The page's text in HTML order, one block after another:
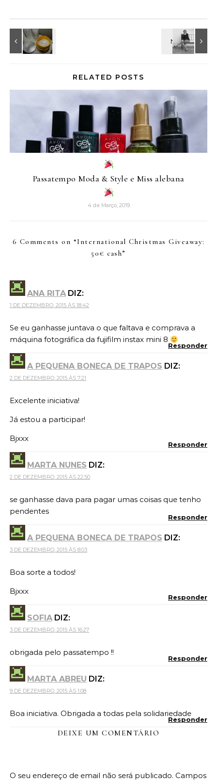
RELATED POSTS
Passatempo Moda & Style e Miss alebana
4 de Março, 2019
6 Comments on “International Christmas Giveaway:
50€ cash”
ANA RITA DIZ:
1 DE DEZEMBRO, 2015 ÀS 18:42
Se eu ganhasse juntava o que faltava e comprava a
máquina fotográfica da fujifilm instax mini 8
Responder
A PEQUENA BONECA DE TRAPOS DIZ:
2 DE DEZEMBRO, 2015 ÀS 7:21
Excelente iniciativa!
Já estou a participar!
Bjxxx
Responder
MARTA NUNES DIZ:
2 DE DEZEMBRO, 2015 ÀS 22:50
se ganhasse dava para pagar umas coisas que tenho
pendentes
Responder
A PEQUENA BONECA DE TRAPOS DIZ:
3 DE DEZEMBRO, 2015 ÀS 8:03
Boa sorte a todos!
Bjxxx
Responder
SOFIA DIZ:
3 DE DEZEMBRO, 2015 ÀS 16:27
obrigada pelo passatempo !!
Responder
MARTA ABREU DIZ:
9 DE DEZEMBRO, 2015 ÀS 1:08
Boa iniciativa. Obrigada a todas pela solidariedade
Responder
DEIXE UM COMENTÁRIO
O seu endereço de email não será publicado. Campos